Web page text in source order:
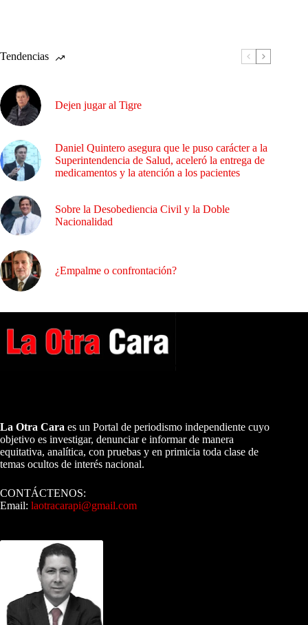
Tendencias
Dejen jugar al Tigre
Daniel Quintero asegura que le puso carácter a la
Superintendencia de Salud, aceleró la entrega de
medicamentos y la atención a los pacientes
Sobre la Desobediencia Civil y la Doble
Nacionalidad
¿Empalme o confrontación?
La Otra Cara es un Portal de periodismo independiente cuyo
objetivo es investigar, denunciar e informar de manera
equitativa, analítica, con pruebas y en primicia toda clase de
temas ocultos de interés nacional.
CONTÁCTENOS:
Email: laotracarapi@gmail.com